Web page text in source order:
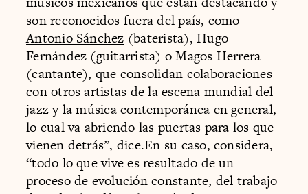
son reconocidos fuera del país, como
Antonio Sánchez (baterista), Hugo
Fernández (guitarrista) o Magos Herrera
(cantante), que consolidan colaboraciones
con otros artistas de la escena mundial del
jazz y la música contemporánea en general,
lo cual va abriendo las puertas para los que
vienen detrás”, dice.En su caso, considera,
“todo lo que vive es resultado de un
proceso de evolución constante, del trabajo